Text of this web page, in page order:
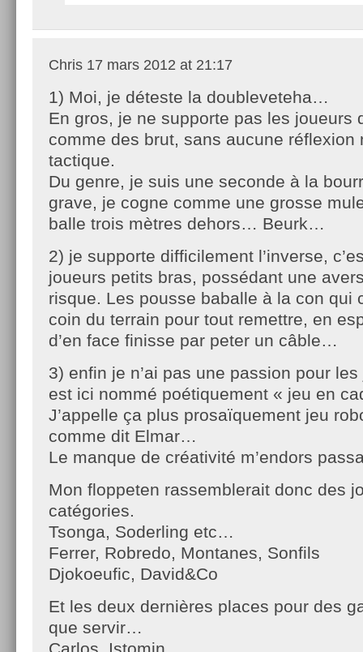
Chris 17 mars 2012 at 21:17
1) Moi, je déteste la doubleveteha…
En gros, je ne supporte pas les joueurs
comme des brut, sans aucune réflexion
tactique.
Du genre, je suis une seconde à la
grave, je cogne comme une grosse
balle trois mètres dehors… Beurk…
2) je supporte difficilement l’inverse,
joueurs petits bras, possédant une
risque. Les pousse baballe à la con qui
coin du terrain pour tout remettre, en
d’en face finisse par peter un câble…
3) enfin je n’ai pas une passion pour
est ici nommé poétiquement « jeu en
J’appelle ça plus prosaïquement jeu
comme dit Elmar…
Le manque de créativité m’endors
Mon floppeten rassemblerait donc des
catégories.
Tsonga, Soderling etc…
Ferrer, Robredo, Montanes, Sonfils
Djokoeufic, David&Co
Et les deux dernières places pour des
que servir…